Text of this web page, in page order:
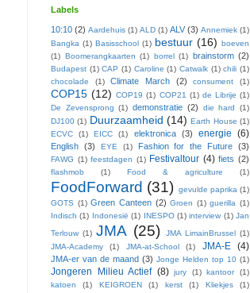
Labels
10:10 (2) Aardehuis (1) ALD (1) ALV (3) Annemiek (1)
Bangka (1) Basisschool (1) bestuur (16) boeven
(1) Boomerangkaarten (1) borrel (1) brainstorm (2)
Budapest (1) CAP (1) Caroline (1) Catwalk (1) chili (1)
chocolade
(1) Climate March (2) consument (1)
COP15 (12) COP19 (1) COP21 (1) de Librije (1)
De Zevensprong (1) demonstratie (2) die hard
(1)
DJ100 (1) Duurzaamheid (14) Earth House (1)
ECVC
(1) EICC (1) elektronica (3) energie (6)
English (3) EYE (1) Fashion for the Future (3)
FAWG (1) feestdagen (1) Festivaltour (4) fiets (2)
flashmob (1) Food & agriculture (1)
FoodForward (31) gevulde paprika (1)
GOTS (1) Green Canteen (2) Groen (1) guerilla (1)
Indisch (1) Indonesië (1) INESPO (1) interview (1) Jan
Terlouw (1) JMA (25) JMA LimainBrussel (1)
JMA-Academy
(1) JMA-at-School (1) JMA-E (4)
JMA-er van de maand (3) Jonge Helden top 10 (1)
Jongeren Milieu Actief (8) jury (1) kantoor (1)
katoen
(1) KEIGROEN (1) kerst (1) Kliekjes (1)